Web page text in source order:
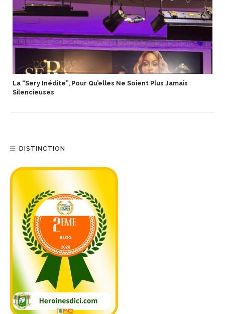
La “Sery Inédite”, Pour Qu’elles Ne Soient Plus Jamais
Silencieuses
DISTINCTION